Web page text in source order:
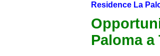
Residence La
Paloma a